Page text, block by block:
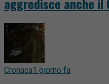
Cronaca1 giorno fa